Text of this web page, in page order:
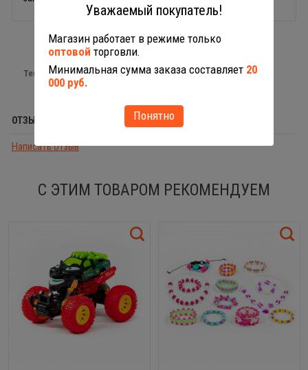
Теги: салон красоты
ОТЗЫВЫ (0)
Написать отзыв
С ЭТИМ ТОВАРОМ РЕКОМЕНДУЕМ
Уважаемый покупатель!
Магазин работает в режиме только
оптовой торговли.
Минимальная сумма заказа составляет 20
000 руб.
Понятно